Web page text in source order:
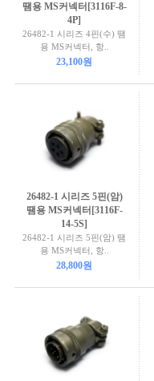
땜용 MS커넥터[3116F-8-
4P]
26482-1 시리즈 4핀(수) 땜
용 MS커넥터, 항..
23,100원
26482-1 시리즈 5핀(암)
땜용 MS커넥터[3116F-
14-5S]
26482-1 시리즈 5핀(암) 땜
용 MS커넥터, 항..
28,800원